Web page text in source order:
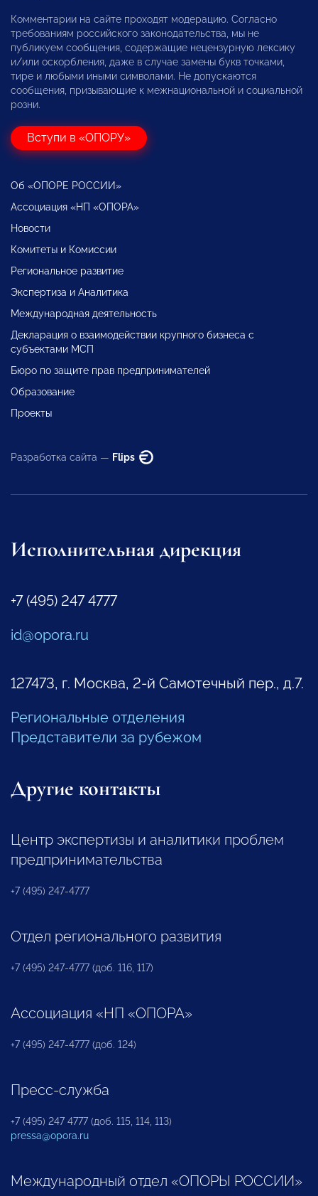
Комментарии на сайте проходят модерацию. Согласно
требованиям российского законодательства, мы не
публикуем сообщения, содержащие нецензурную лексику
и/или оскорбления, даже в случае замены букв точками,
тире и любыми иными символами. Не допускаются
сообщения, призывающие к межнациональной и социальной
розни.
Вступи в «ОПОРУ»
Об «ОПОРЕ РОССИИ»
Ассоциация «НП «ОПОРА»
Новости
Комитеты и Комиссии
Региональное развитие
Экспертиза и Аналитика
Международная деятельность
Декларация о взаимодействии крупного бизнеса с
субъектами МСП
Бюро по защите прав предпринимателей
Образование
Проекты
Разработка сайта — Flips
Исполнительная дирекция
+7 (495) 247 4777
id@opora.ru
127473, г. Москва, 2-й Самотечный пер., д.7.
Региональные отделения
Представители за рубежом
Другие контакты
Центр экспертизы и аналитики проблем
предпринимательства
+7 (495) 247-4777
Отдел регионального развития
+7 (495) 247-4777 (доб. 116, 117)
Ассоциация «НП «ОПОРА»
+7 (495) 247-4777 (доб. 124)
Пресс-служба
+7 (495) 247 4777 (доб. 115, 114, 113)
pressa@opora.ru
Международный отдел «ОПОРЫ РОССИИ»